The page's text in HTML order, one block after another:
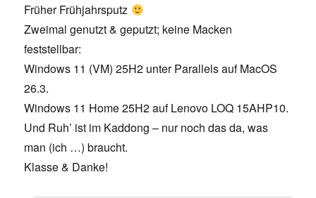
Früher Frühjahrsputz
Zweimal genutzt & geputzt; keine Macken
feststellbar:
Windows 11 (VM) 25H2 unter Parallels auf MacOS
26.3.
Windows 11 Home 25H2 auf Lenovo LOQ 15AHP10.
Und Ruh’ ist im Kaddong – nur noch das da, was
man (ich …) braucht.
Klasse & Danke!